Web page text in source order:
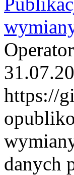
https://
danych